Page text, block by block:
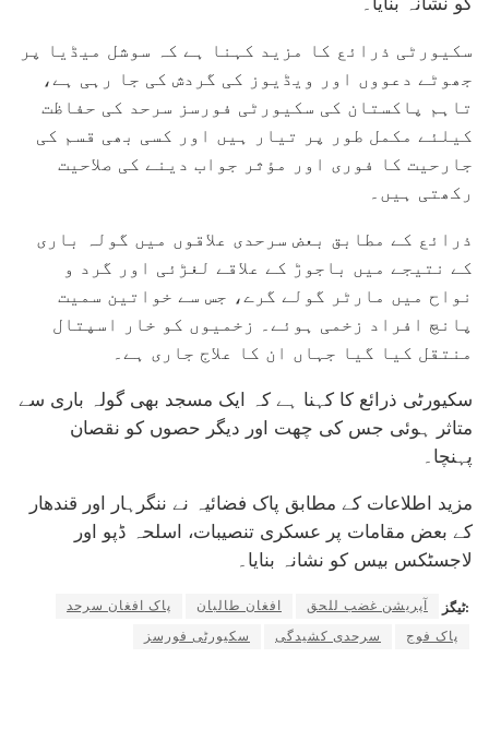
سکیورٹی ذرائع کا مزید کہنا ہے کہ سوشل میڈیا پر
جھوٹے دعووں اور ویڈیوز کی گردش کی جا رہی ہے،
تاہم پاکستان کی سکیورٹی فورسز سرحد کی حفاظت
کیلئے مکمل طور پر تیار ہیں اور کسی بھی قسم کی
جارحیت کا فوری اور مؤثر جواب دینے کی صلاحیت
رکھتی ہیں۔
ذرائع کے مطابق بعض سرحدی علاقوں میں گولہ باری
کے نتیجے میں باجوڑ کے علاقے لغڑئی اور گرد و
نواح میں مارٹر گولے گرے، جس سے خواتین سمیت
پانچ افراد زخمی ہوئے۔ زخمیوں کو خار اسپتال
منتقل کیا گیا جہاں ان کا علاج جاری ہے۔
سکیورٹی ذرائع کا کہنا ہے کہ ایک مسجد بھی گولہ باری سے
متاثر ہوئی جس کی چھت اور دیگر حصوں کو نقصان
پہنچا۔
مزید اطلاعات کے مطابق پاک فضائیہ نے ننگرہار اور قندھار
کے بعض مقامات پر عسکری تنصیبات، اسلحہ ڈپو اور
لاجسٹکس بیس کو نشانہ بنایا۔
ٹیگز: آپریشن غضب للحق افغان طالبان
پاک افغان سرحد
پاک فوج
سرحدی کشیدگی سکیورٹی فورسز